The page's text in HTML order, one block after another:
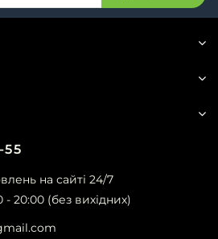
на сайті 24/7
- 20:00 (без вихідних)